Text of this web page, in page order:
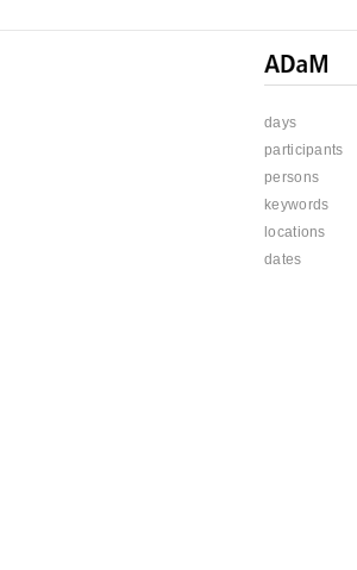
days
participants
persons
keywords
locations
dates